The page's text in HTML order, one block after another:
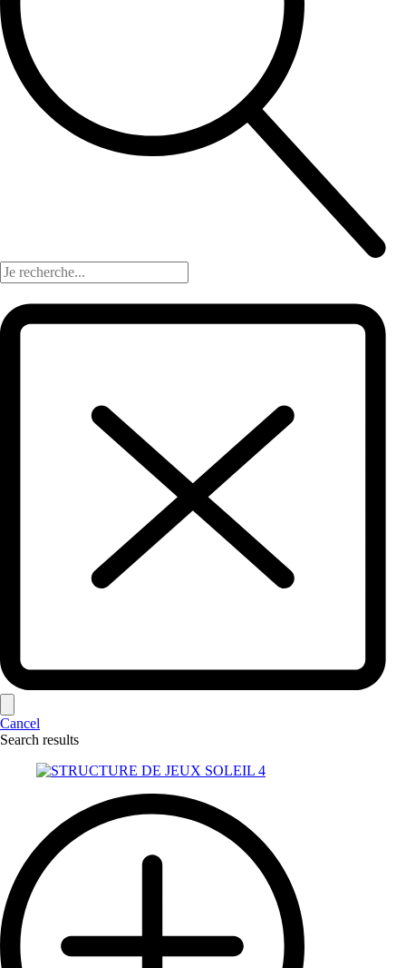
Cancel
Search results